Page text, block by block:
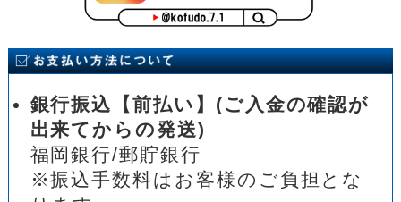
銀行振込【前払い】(ご入金の確認が
出来てからの発送)
福岡銀行/郵貯銀行
※振込手数料はお客様のご負担とな